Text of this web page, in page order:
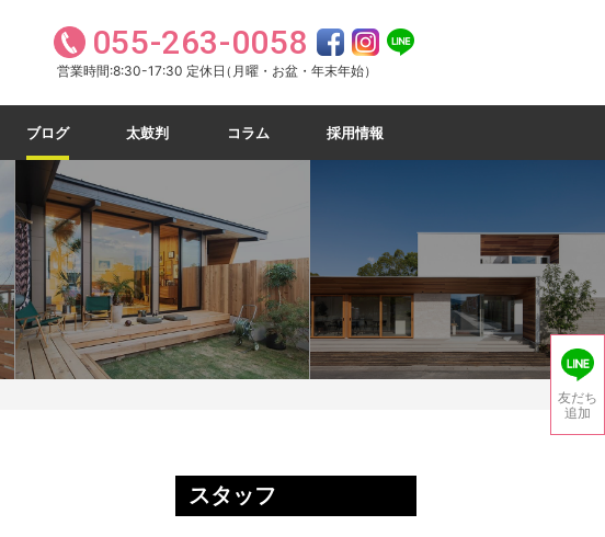
055-263-0058
営業時間:8:30-17:30 定休日（月曜・お盆・年末年始）
ブログ 太鼓判 コラム 採用情報
スタッフ
友だち
追加